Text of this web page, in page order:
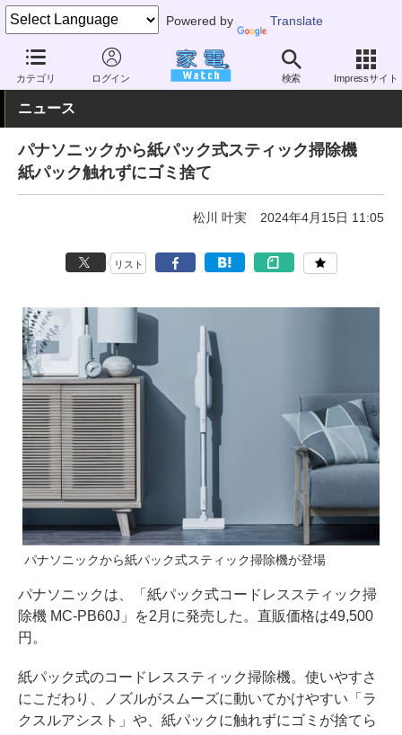
Powered by Translate
カテゴリ ログイン 検索 Impressサイト
家電 Watch 生活家電 掃除機 スティック型
ニュース
パナソニックから紙パック式スティック掃除機
紙パック触れずにゴミ捨て
松川 叶実 2024年4月15日 11:05
リスト
パナソニックから紙パック式スティック掃除機が登場
パナソニックは、「紙パック式コードレススティック掃
除機 MC-PB60J」を2月に発売した。直販価格は49,500
円。
紙パック式のコードレススティック掃除機。使いやすさ
にこだわり、ノズルがスムーズに動いてかけやすい「ラ
クスルアシスト」や、紙パックに触れずにゴミが捨てら